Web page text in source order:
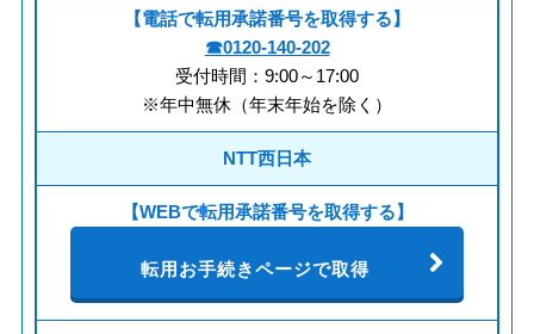
【電話で転用承諾番号を取得する】
☎0120-140-202
受付時間：9:00～17:00
※年中無休（年末年始を除く）
NTT西日本
【WEBで転用承諾番号を取得する】
転用お手続きページで取得